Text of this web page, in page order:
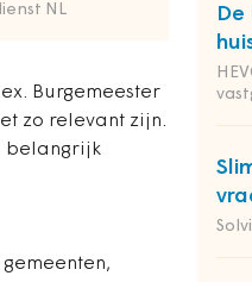
NL
Burgemeester
zo relevant zijn.
belangrijk